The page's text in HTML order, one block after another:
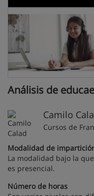
Análisis de
Camilo
Cursos de
Modalidad de
La modalidad bajo la
es presencial.
Número de horas